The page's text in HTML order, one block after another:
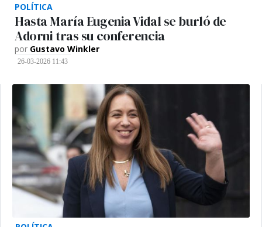
POLÍTICA
Hasta María Eugenia Vidal se burló de
Adorni tras su conferencia
por Gustavo Winkler
26-03-2026 11:43